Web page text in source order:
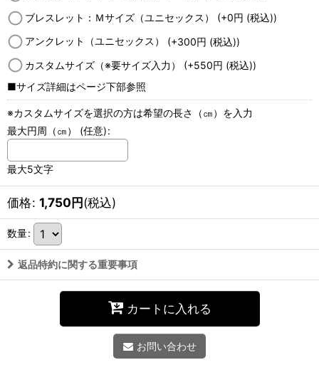
ブレスレット：Ｍサイズ（ユニセックス） (+0円 (税込))
アンクレット（ユニセックス） (+300円 (税込))
カスタムサイズ（※要サイズ入力） (+550円 (税込))
■サイズ詳細はページ下部参照
※カスタムサイズを選択の方は希望の長さ（㎝）を入力
最大円周（㎝） (任意):
最大5文字
価格: 1,750円(税込)
数量:
返品特約に関する重要事項
カートに入れる
お問い合わせ